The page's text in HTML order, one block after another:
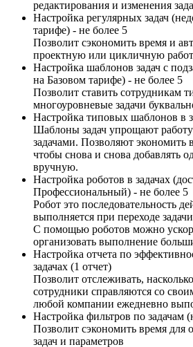
редактирования и изменения
Настройка регулярных задач
тарифе) - не более 5
Позволит сэкономить время и
проектную или цикличную
Настройка шаблонов задач с
на Базовом тарифе) - не более 5
Позволит ставить сотрудникам
многоуровневые задачи
Настройка типовых шаблонов в
Шаблоны задач упрощают
задачами. Позволяют экономить
чтобы снова и снова добавлять
вручную.
Настройка роботов в задачах
Профессиональный) - не более 5
Робот это последовательность
выполняется при переходе
С помощью роботов можно
организовать выполнение
Настройка отчета по
задачах (1 отчет)
Позволит отслеживать,
сотрудники справляются со
любой компании ежедневно
Настройка фильтров по задачам
Позволит сэкономить время
задач и параметров